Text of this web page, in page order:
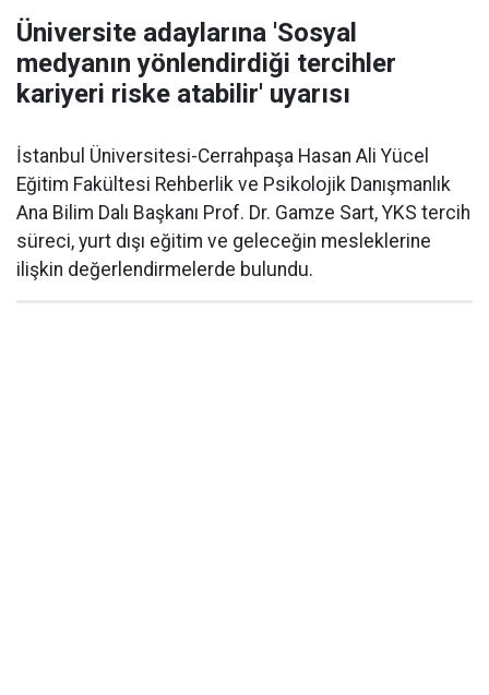
Üniversite adaylarına 'Sosyal
medyanın yönlendirdiği tercihler
kariyeri riske atabilir' uyarısı
İstanbul Üniversitesi-Cerrahpaşa Hasan Ali Yücel
Eğitim Fakültesi Rehberlik ve Psikolojik Danışmanlık
Ana Bilim Dalı Başkanı Prof. Dr. Gamze Sart, YKS tercih
süreci, yurt dışı eğitim ve geleceğin mesleklerine
ilişkin değerlendirmelerde bulundu.